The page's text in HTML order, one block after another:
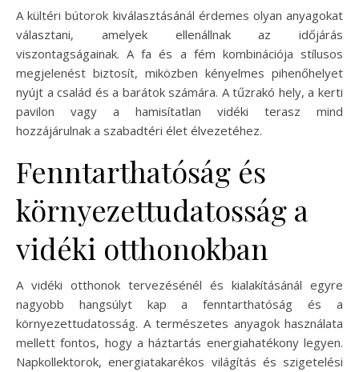
A kültéri bútorok kiválasztásánál érdemes olyan anyagokat
választani, amelyek ellenállnak az időjárás
viszontagságainak. A fa és a fém kombinációja stílusos
megjelenést biztosít, miközben kényelmes pihenőhelyet
nyújt a család és a barátok számára. A tűzrakó hely, a kerti
pavilon vagy a hamisítatlan vidéki terasz mind
hozzájárulnak a szabadtéri élet élvezetéhez.
Fenntarthatóság és
környezettudatosság a
vidéki otthonokban
A vidéki otthonok tervezésénél és kialakításánál egyre
nagyobb hangsúlyt kap a fenntarthatóság és a
környezettudatosság. A természetes anyagok használata
mellett fontos, hogy a háztartás energiahatékony legyen.
Napkollektorok, energiatakarékos világítás és szigetelési